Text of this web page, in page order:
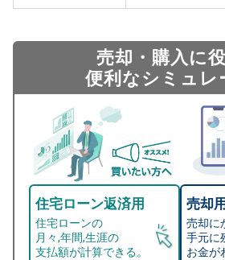
売却・購入に
便利なシミュレ
住宅ローン返済用
住宅ローンの
月々,年間,生涯の
支払額が計算できる。
売却用
売却に
手元に
お金が